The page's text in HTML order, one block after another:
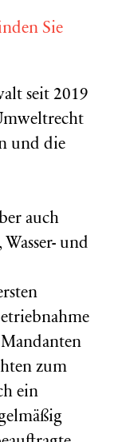
Sie
seit 2019
und die
auch
und
zum
ein